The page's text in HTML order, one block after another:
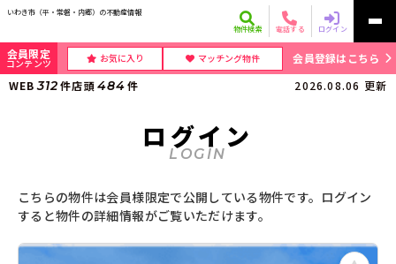
いわき市（平・常磐・内郷）の不動産情報
物件検索
電話する ログイン
会員限定
コンテンツ お気に入り マッチング物件
会員登録はこちら
WEB 312件店頭484 件 2026.08.06 更新
ログイン
LOGIN
こちらの物件は会員様限定で公開している物件です。ログイン
すると物件の詳細情報がご覧いただけます。